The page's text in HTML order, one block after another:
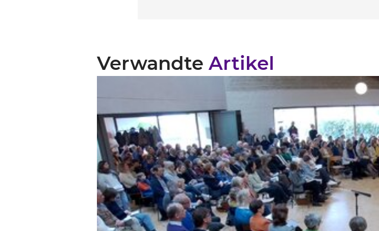
Verwandte Artikel